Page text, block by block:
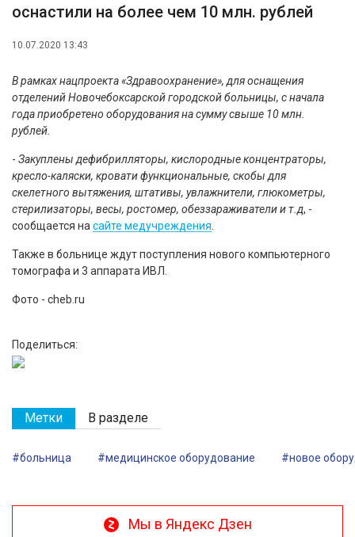
оснастили на более чем 10 млн. рублей
10.07.2020 13:43
В рамках нацпроекта «Здравоохранение», для оснащения
отделений Новочебоксарской городской больницы, с начала
года приобретено оборудования на сумму свыше 10 млн.
рублей.
- Закуплены дефибрилляторы, кислородные концентраторы,
кресло-каляски, кровати функциональные, скобы для
скелетного вытяжения, штативы, увлажнители, глюкометры,
стерилизаторы, весы, ростомер, обеззараживатели и т.д, -
сообщается на сайте медучреждения
Также в больнице ждут поступления нового компьютерного
томографа и 3 аппарата ИВЛ.
Фото - cheb.ru
Поделиться:
Метки В разделе
#больница #медицинское оборудование #новое
Мы в Яндекс Дзен